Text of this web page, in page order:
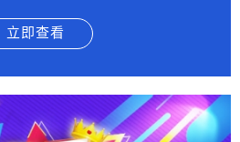
立即查看